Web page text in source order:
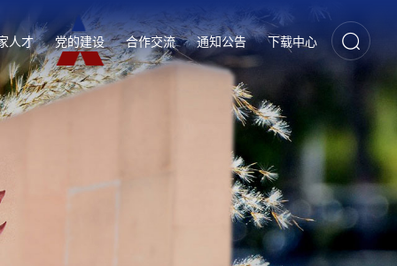
人才 党的建设 合作交流 通知公告 下载中心